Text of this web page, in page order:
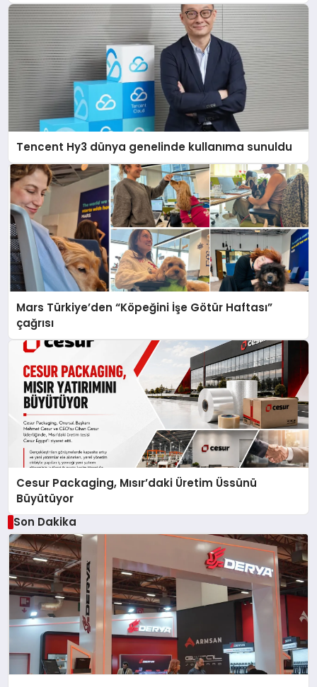
Tencent Hy3 dünya genelinde kullanıma sunuldu
Mars Türkiye’den “Köpeğini İşe Götür Haftası”
çağrısı
Cesur Packaging, Mısır’daki Üretim Üssünü
Büyütüyor
Son Dakika